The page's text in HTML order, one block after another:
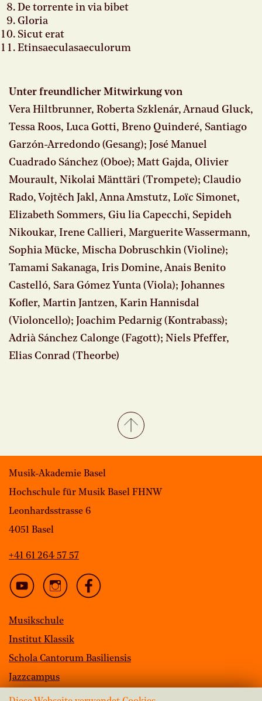
De torrente in via bibet
Gloria
Sicut erat
Etinsaeculasaeculorum
Unter freundlicher Mitwirkung von
Vera Hiltbrunner, Roberta Szklenár, Arnaud Gluck,
Tessa Roos, Luca Gotti, Breno Quinderé, Santiago
Garzón-Arredondo (Gesang); José Manuel
Cuadrado Sánchez (Oboe); Matt Gajda, Olivier
Mourault, Nikolai Mänttäri (Trompete); Claudio
Rado, Vojtěch Jakl, Anna Amstutz, Loïc Simonet,
Elizabeth Sommers, Giu lia Capecchi, Sepideh
Nikoukar, Irene Callieri, Marguerite Wassermann,
Sophia Mücke, Mischa Dobruschkin (Violine);
Tamami Sakanaga, Iris Domine, Anais Benito
Castelló, Sara Gómez Yunta (Viola); Johannes
Kofler, Martin Jantzen, Karin Hannisdal
(Violoncello); Joachim Pedarnig (Kontrabass);
Adrià Sánchez Calonge (Fagott); Niels Pfeffer,
Elias Conrad (Theorbe)
Musik-Akademie Basel
Hochschule für Musik Basel FHNW
Leonhardsstrasse 6
4051 Basel
+41 61 264 57 57
Musikschule
Institut Klassik
Schola Cantorum Basiliensis
Jazzcampus
Bibliothek